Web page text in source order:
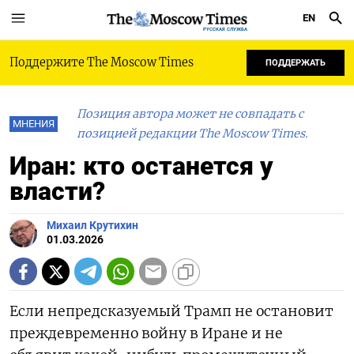
РУССКАЯ СЛУЖБА
EN
Поддержите The Moscow Times ПОДДЕРЖАТЬ
МНЕНИЯ
Позиция автора может не совпадать с
позицией редакции The Moscow Times.
Иран: кто останется у
власти?
Михаил Крутихин
01.03.2026
Если непредсказуемый Трамп не остановит
преждевременно войну в Иране и не